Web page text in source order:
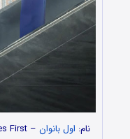
نام: اول بانوان